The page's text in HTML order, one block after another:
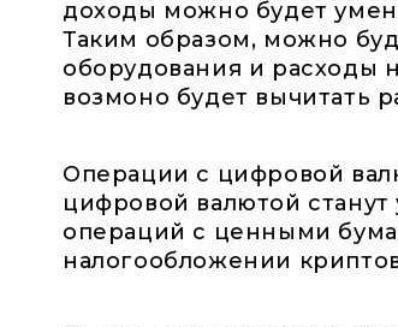
доходы можно будет
Таким образом, можно
оборудования и расходы
возмоно будет вычитать
Операции с цифровой
цифровой валютой
операций с ценными
налогообложении